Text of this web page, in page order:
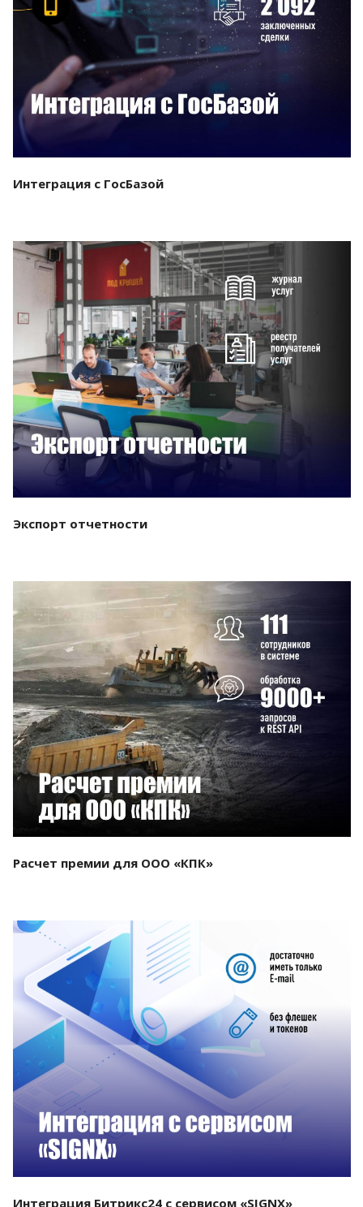
Смотреть проект
Интеграция с ГосБазой
Смотреть проект
Экспорт отчетности
Смотреть проект
Расчет премии для ООО «КПК»
Смотреть проект
Интеграция Битрикс24 с сервисом «SIGNX»